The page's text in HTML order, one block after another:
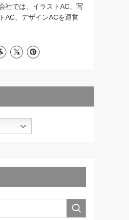
社では、イラストAC、写
AC、デザインACを運営